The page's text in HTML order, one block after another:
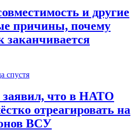
и другие
причины, почему
заканчивается
спустя
что в НАТО
отреагировать на
ВСУ